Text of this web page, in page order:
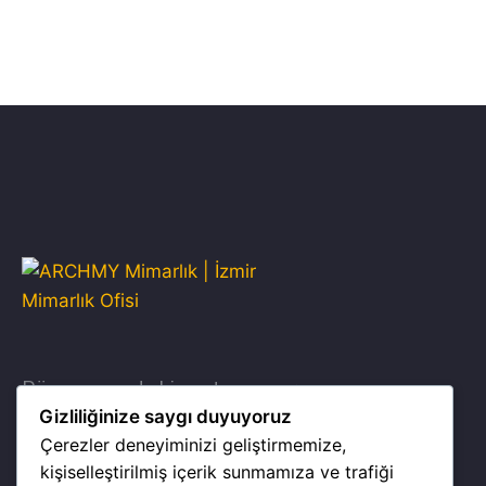
Dünya çapında hizmet sunuyoruz.
Gizliliğinize saygı duyuyoruz
Çerezler deneyiminizi geliştirmemize,
kişiselleştirilmiş içerik sunmamıza ve trafiği